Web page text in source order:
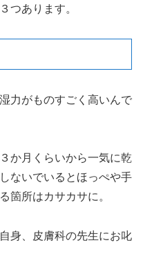
つあります。
力がものすごく高いんで
か月くらいから一気に乾
ないでいるとほっぺや手
箇所はカサカサに。
身、皮膚科の先生にお叱